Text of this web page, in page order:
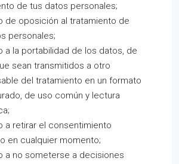
de tus datos personales;
de oposición al tratamiento de
personales;
a la portabilidad de los datos, de
sean transmitidos a otro
del tratamiento en un formato
de uso común y lectura
a retirar el consentimiento
en cualquier momento;
a no someterse a decisiones